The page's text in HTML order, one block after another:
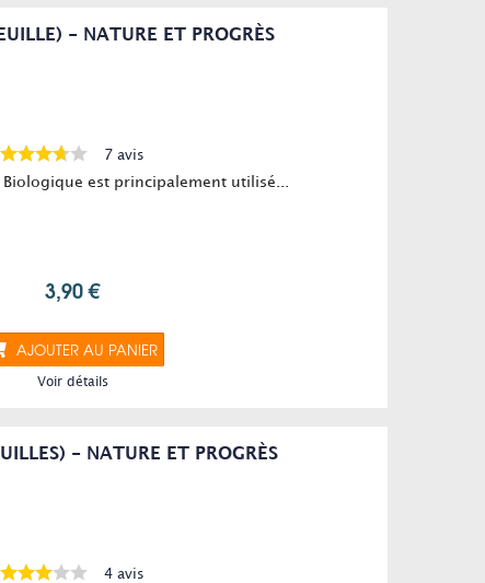
- NATURE ET PROGRÈS
7 avis
Biologique est principalement utilisé...
3,90 €
AJOUTER AU PANIER
Voir détails
- NATURE ET PROGRÈS
4 avis